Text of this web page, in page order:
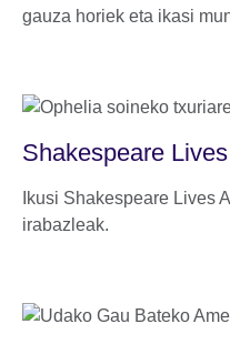
gauza horiek eta ikasi
Shakespeare
Ikusi Shakespeare Lives
irabazleak.